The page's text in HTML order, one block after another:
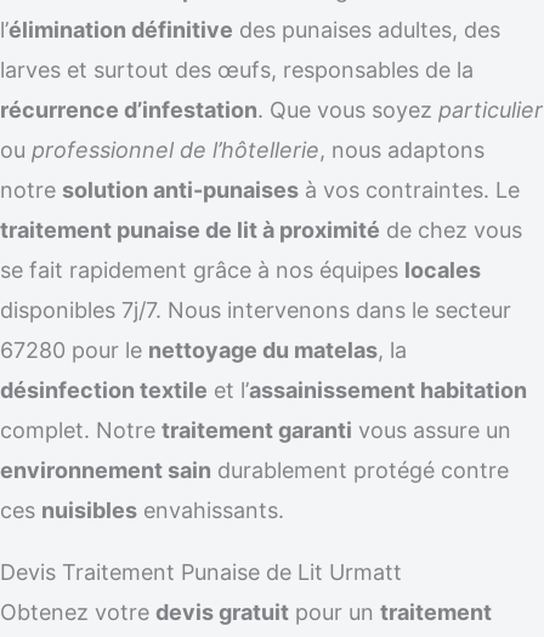
l’élimination définitive des punaises adultes, des
larves et surtout des œufs, responsables de la
récurrence d’infestation. Que vous soyez particulier
ou professionnel de l’hôtellerie, nous adaptons
notre solution anti-punaises à vos contraintes. Le
traitement punaise de lit à proximité de chez vous
se fait rapidement grâce à nos équipes locales
disponibles 7j/7. Nous intervenons dans le secteur
67280 pour le nettoyage du matelas, la
désinfection textile et l’assainissement habitation
complet. Notre traitement garanti vous assure un
environnement sain durablement protégé contre
ces nuisibles envahissants.
Devis Traitement Punaise de Lit Urmatt
Obtenez votre devis gratuit pour un traitement